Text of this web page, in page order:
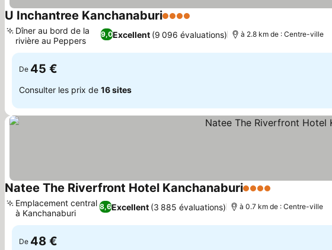
U Inchantree Kanchanaburi4 Étoiles
9,0Excellent (9 096 évaluations)
Dîner au bord de la
rivière au Peppers
à 2.8 km de : Centre-ville
De 45 €
Consulter les prix de 16 sites
Natee The Riverfront Hotel Kanchanaburi4 Étoiles
8,6Excellent (3 885 évaluations)
Emplacement central
à Kanchanaburi
à 0.7 km de : Centre-ville
De 48 €